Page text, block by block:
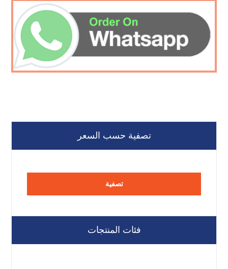
تصفية حسب السعر
تصفية
فئات المنتجات